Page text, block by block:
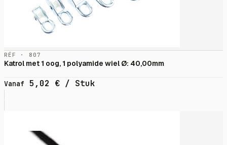
RÉF · 807
Katrol met 1 oog, 1 polyamide wiel Ø: 40,00mm
Vanaf 5,02 € / Stuk